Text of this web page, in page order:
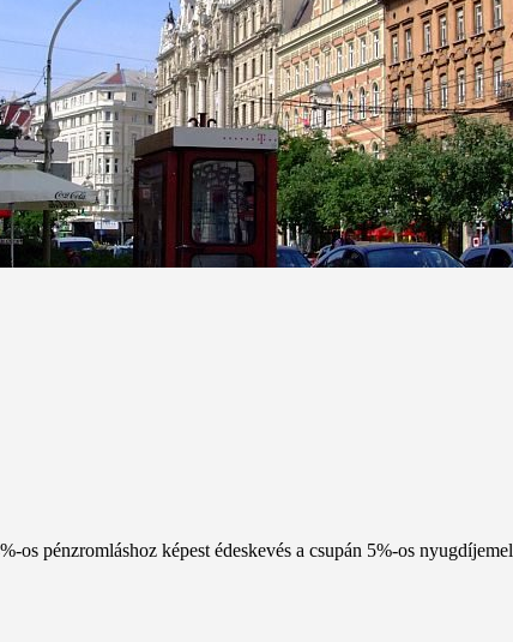
pénzromláshoz képest édeskevés a csupán 5%-os